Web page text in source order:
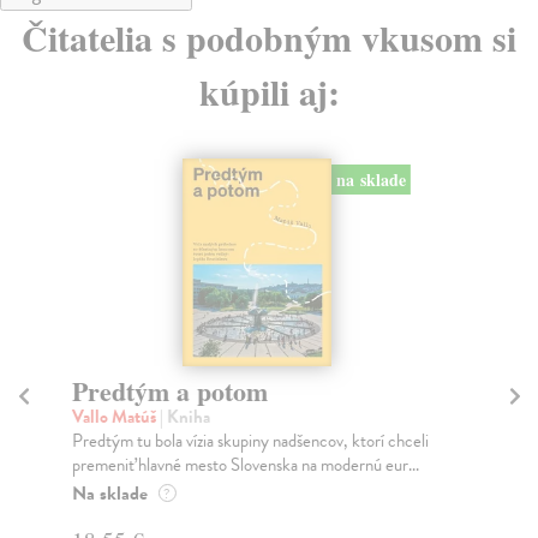
Čitatelia s podobným vkusom si
kúpili aj:
Město a jeho nejisté zdi
Murakami Haruki
Ty jsi to byla, kdo mi vyprávěl o tom městě. Město a
jeho nejisté zdi – dlouho očekávaný román Haru...
Na sklade